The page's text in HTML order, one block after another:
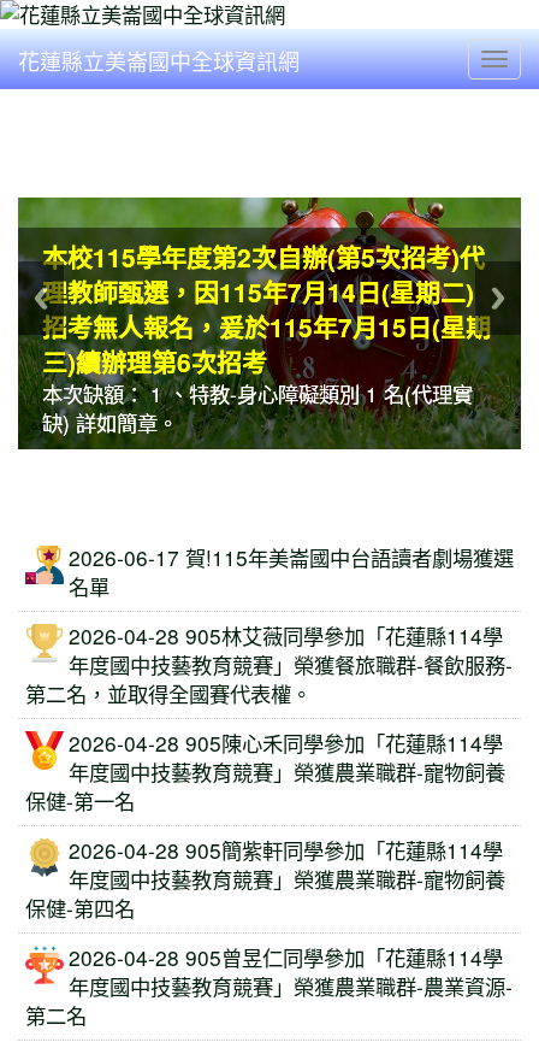
花蓮縣立美崙國中全球資訊網
本校115學年度第2次自辦(第9次招考)本
土語教學支援工作人員甄選，因115年8
月4日(星期二)招考無人報名，爰於115年
8月5日(星期三)續辦理...
本土語教學支援工作人員- 太魯閣族語 1 名，將於
115 年 8 月 5 日(星期三)續辦第 10 次招考作... 觀
看...
本校115學年度第2次自辦(第9次招考)本
土語教學支援工作人員甄選，因115年8
月4日(星期二)招考無人報名，爰於115年
8月5日(星期三)續辦理...
本土語教學支援工作人員- 太魯閣族語 1 名，將於
115 年 8 月 5 日(星期三)續辦第 10 次招考作... 觀
看...
本校115學年度第2次自辦(第5次招考)代
理教師甄選，因115年7月14日(星期二)
招考無人報名，爰於115年7月15日(星期
三)續辦理第6次招考
本次缺額： 1 、特教-身心障礙類別 1 名(代理實
缺) 詳如簡章。
本校115學年度第2次自辦(第5次招考)代
理教師甄選，因115年7月14日(星期二)
招考無人報名，爰於115年7月15日(星期
三)續辦理第6次招考
本次缺額： 1 、特教-身心障礙類別 1 名(代理實
缺) 詳如簡章。
~~公告本校115學年度體育班轉班暨轉學
考錄取名單~
名單如附件，請錄取同學於 115 月 7 月 8 日(星期
三)中午 12 ： 00 前繳交... 觀看完整文章
~~公告本校115學年度體育班轉班暨轉學
考錄取名單~
名單如附件，請錄取同學於 115 月 7 月 8 日(星期
三)中午 12 ： 00 前繳交... 觀看完整文章
轉知教育部國民及學前教育署(以下簡稱
國教署)辦理「特殊醫療照顧兒童就學照
顧訓練課程計畫-教職人員培訓課程及特
殊教育就學照顧...
一、 依據國教署 115 年 6 月 12 日臺教國署原字
第 1150047103 號函辦理。 ... 觀看完整文章
轉知教育部國民及學前教育署(以下簡稱
國教署)辦理「特殊醫療照顧兒童就學照
顧訓練課程計畫-教職人員培訓課程及特
殊教育就學照顧...
一、 依據國教署 115 年 6 月 12 日臺教國署原字
第 1150047103 號函辦理。 ... 觀看完整文章
轉知「115年度區域性資賦優異教育方案
『聲影文創實驗室：讓歌聲與風景凝煉成
文』」簡章及報名表，歡迎參加。
一、 參加對象:小六升七年級及國中七、八年級在
領導才能、創造力方面，較同儕年齡具有... 觀...
轉知「115年度區域性資賦優異教育方案
『聲影文創實驗室：讓歌聲與風景凝煉成
文』」簡章及報名表，歡迎參加。
一、 參加對象:小六升七年級及國中七、八年級在
領導才能、創造力方面，較同儕年齡具有... 觀...
轉知國立花蓮特殊教育學校辦理114學年
度「通用設計學習系列研習」活動（如附
件）資訊
一、 依據本校 114 學年度友善校園學生事務與輔
導工作計畫及家庭教育工作計畫辦理。 ... 觀看...
轉知國立花蓮特殊教育學校辦理114學年
度「通用設計學習系列研習」活動（如附
件）資訊
一、 依據本校 114 學年度友善校園學生事務與輔
導工作計畫及家庭教育工作計畫辦理。 ... 觀看...
轉知運動部委請國立東華大學辦理四區
「適應運動共學行動站」歡迎踴躍報名參
加
一、 依據國立東華大學 115 年 5 月 15 日東體中
字第 1150011478 號函辦理。 ... 觀看完整文章
轉知運動部委請國立東華大學辦理四區
「適應運動共學行動站」歡迎踴躍報名參
加
一、 依據國立東華大學 115 年 5 月 15 日東體中
字第 1150011478 號函辦理。 ... 觀看完整文章
本縣豐濱國民中學辦理「花蓮縣114學年
度特教專業知能研習－小場地，大共融：
玩轉匹克球的適應體育新魔法」研習，鼓
勵踴躍參加
一、 依據花蓮縣特殊教育發展中程計畫（ 110-
114 年）暨本縣特教輔導地方團身障分... 觀看完
整...
本縣豐濱國民中學辦理「花蓮縣114學年
度特教專業知能研習－小場地，大共融：
玩轉匹克球的適應體育新魔法」研習，鼓
勵踴躍參加
一、 依據花蓮縣特殊教育發展中程計畫（ 110-
114 年）暨本縣特教輔導地方團身障分... 觀看完
整...
轉知國立東華大學辦理「南東區適應運動
共學行動站」資訊
一、 依據國立東華大學 115 年 5 月 4 日東體中字
第 1150010276 號函辦理。 ... 觀看完整文章
轉知國立東華大學辦理「南東區適應運動
共學行動站」資訊
一、 依據國立東華大學 115 年 5 月 4 日東體中字
第 1150010276 號函辦理。 ... 觀看完整文章
一、 依據教育部國民及學前教育署 115 年 4 月
27 日臺教國署原字第 115003628... 觀看完整文章
一、 依據教育部國民及學前教育署 115 年 4 月
27 日臺教國署原字第 115003628... 觀看完整文章
2026-06-17 賀!115年美崙國中台語讀者劇場獲選
名單
2026-04-28 905林艾薇同學參加「花蓮縣114學
年度國中技藝教育競賽」榮獲餐旅職群-餐飲服務-
第二名，並取得全國賽代表權。
2026-04-28 905陳心禾同學參加「花蓮縣114學
年度國中技藝教育競賽」榮獲農業職群-寵物飼養
保健-第一名
2026-04-28 905簡紫軒同學參加「花蓮縣114學
年度國中技藝教育競賽」榮獲農業職群-寵物飼養
保健-第四名
2026-04-28 905曾昱仁同學參加「花蓮縣114學
年度國中技藝教育競賽」榮獲農業職群-農業資源-
第二名